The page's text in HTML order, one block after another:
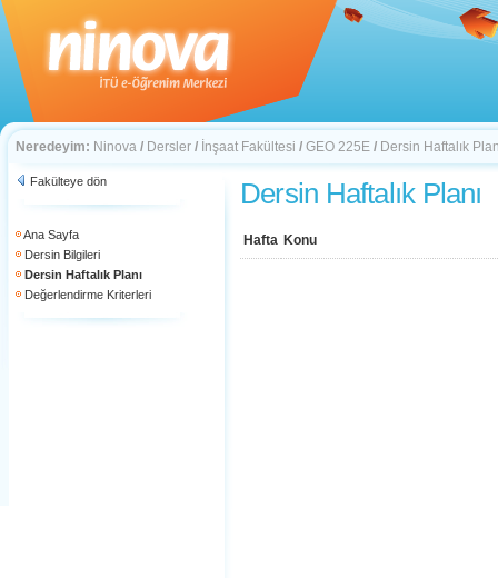
Neredeyim: Ninova / Dersler / İnşaat Fakültesi / GEO 225E / Dersin Haftalık
Fakülteye dön
Ana Sayfa
Dersin Bilgileri
Dersin Haftalık Planı
Değerlendirme Kriterleri
Dersin Haftalık Planı
Hafta Konu